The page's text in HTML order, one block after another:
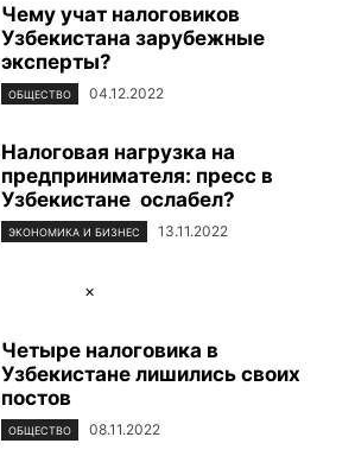
Чему учат налоговиков
Узбекистана зарубежные
эксперты?
ОБЩЕСТВО 04.12.2022
Налоговая нагрузка на
предпринимателя: пресс в
Узбекистане ослабел?
ЭКОНОМИКА И БИЗНЕС 13.11.2022
×
Четыре налоговика в
Узбекистане лишились своих
постов
ОБЩЕСТВО 08.11.2022